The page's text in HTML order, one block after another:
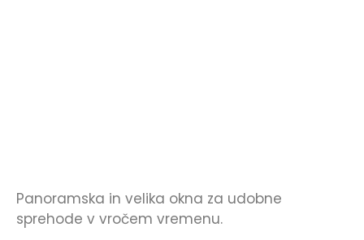
Panoramska in velika okna za udobne
sprehode v vročem vremenu.